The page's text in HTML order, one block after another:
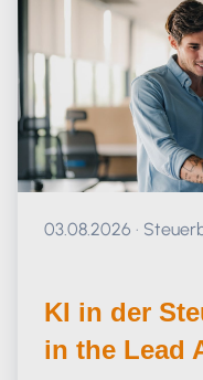
Veröffentlicht am
03.08.2026 ·
KI in der
in the Lead